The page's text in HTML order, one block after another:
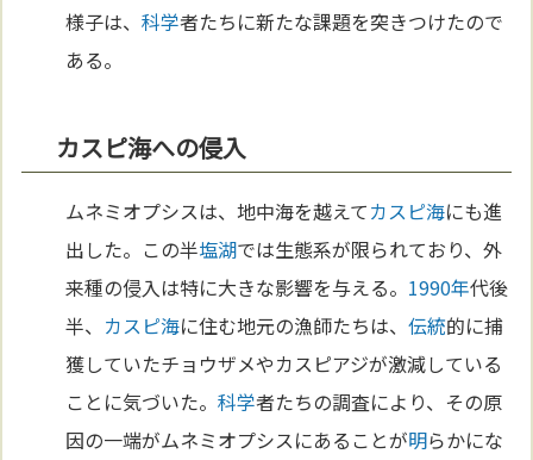
様子は、科学者たちに新たな課題を突きつけたので
ある。
カスピ海への侵入
ムネミオプシスは、地中海を越えてカスピ海にも進
出した。この半塩湖では生態系が限られており、外
来種の侵入は特に大きな影響を与える。 1990年代後
半、 カスピ海に住む地元の漁師たちは、伝統的に捕
獲していたチョウザメやカスピアジが激減している
ことに気づいた。科学者たちの調査により、その原
因の一端がムネミオプシスにあることが明らかにな